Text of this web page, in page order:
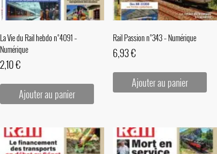
La Vie du Rail hebdo n°4091 –
Numérique
2,10€
Ajouter au panier
Rail Passion n°343 – Numérique
6,93€
Ajouter au panier